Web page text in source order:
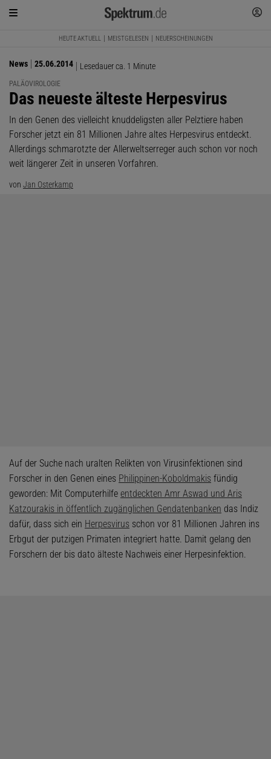
HEUTE AKTUELL MEISTGELESEN NEUERSCHEINUNGEN
News 25.06.2014 Lesedauer ca. 1 Minute
PALÄOVIROLOGIE
:
Das neueste älteste Herpesvirus
In den Genen des vielleicht knuddeligsten aller Pelztiere haben
Forscher jetzt ein 81 Millionen Jahre altes Herpesvirus entdeckt.
Allerdings schmarotzte der Allerweltserreger auch schon vor noch
weit längerer Zeit in unseren Vorfahren.
von Jan Osterkamp
Auf der Suche nach uralten Relikten von Virusinfektionen sind
Forscher in den Genen eines Philippinen-Koboldmakis fündig
geworden: Mit Computerhilfe entdeckten Amr Aswad und Aris
Katzourakis in öffentlich zugänglichen Gendatenbanken das Indiz
dafür, dass sich ein Herpesvirus schon vor 81 Millionen Jahren ins
Erbgut der putzigen Primaten integriert hatte. Damit gelang den
Forschern der bis dato älteste Nachweis einer Herpesinfektion.